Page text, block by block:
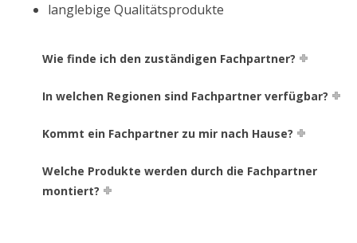
langlebige Qualitätsprodukte
Wie finde ich den zuständigen Fachpartner?
In welchen Regionen sind Fachpartner verfügbar?
Kommt ein Fachpartner zu mir nach Hause?
Welche Produkte werden durch die Fachpartner
montiert?